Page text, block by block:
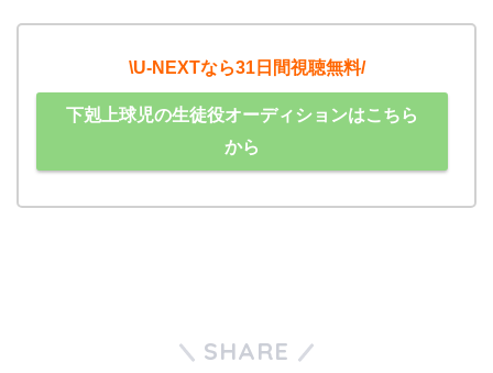
\U-NEXTなら31日間視聴無料/
下剋上球児の生徒役オーディションはこちら
から
SHARE